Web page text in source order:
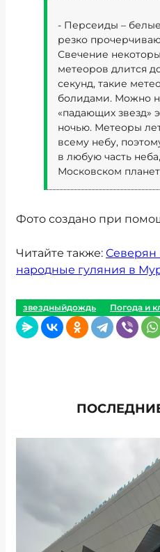
- Персеиды –
резко
Свечение
метеоров длится
секунд, такие
болидами. Можно
«падающих звезд»
ночью. Метеоры
всему небу,
в любую часть
Московском
Фото создано при
Читайте также: Северян
народные гуляния в
звездныйдождь Погода и